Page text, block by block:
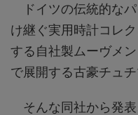
ドイツの伝統的な
け継ぐ実用時計コレ
する自社製ムーヴメ
で展開する古豪チュ
そんな同社から発